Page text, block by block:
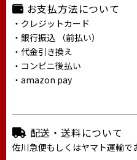
お支払方法について
・クレジットカード
・銀行振込 （前払い）
・代金引き換え
・コンビニ後払い
・amazon pay
配送・送料について
佐川急便もしくはヤマト運輸で